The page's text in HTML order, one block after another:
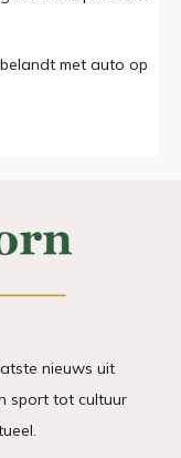
met auto op
nieuws uit
sport tot cultuur